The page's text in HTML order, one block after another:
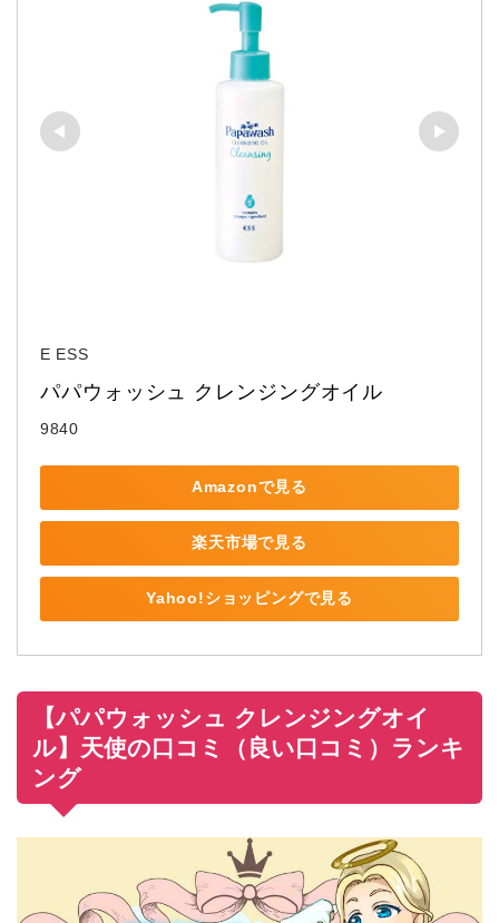
E ESS
パパウォッシュ クレンジングオイル
9840
Amazonで見る
楽天市場で見る
Yahoo!ショッピングで見る
【パパウォッシュ クレンジングオイ
ル】天使の口コミ（良い口コミ）ランキ
ング